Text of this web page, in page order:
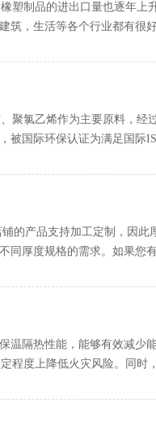
塑制品的进出口量也逐年上
筑，生活等各个行业都有很
聚氯乙烯作为主要原料，经
国际环保认证为满足国际
的产品支持‌加工定制‌，因此
同厚度规格的需求。如果您
温隔热性能，能够有效减少
程度上降低火灾风险。同时